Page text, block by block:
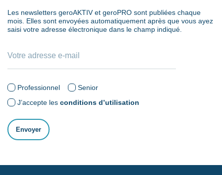
Les newsletters geroAKTIV et geroPRO sont publiées chaque
mois. Elles sont envoyées automatiquement après que vous ayez
saisi votre adresse électronique dans le champ indiqué.
Professionnel
Senior
J’accepte les conditions d’utilisation